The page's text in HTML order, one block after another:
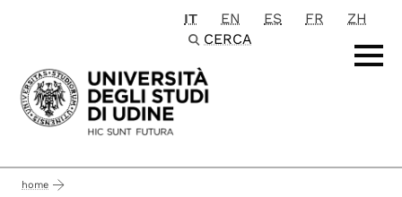
Passa al contenuto principale
IT EN ES FR
ZH
CERCA
home